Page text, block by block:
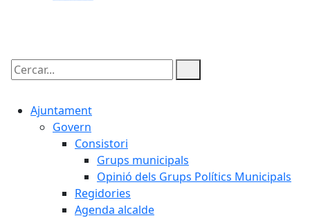
Cercar:
Ajuntament
Govern
Consistori
Grups municipals
Opinió dels Grups Polítics Municipals
Regidories
Agenda alcalde